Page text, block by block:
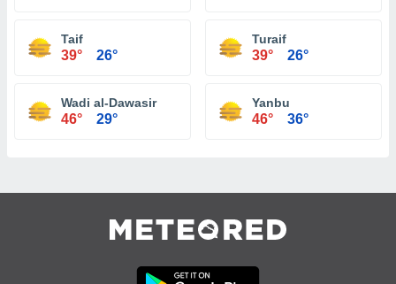
Taif
39° 26°
Turaif
39° 26°
Wadi al-Dawasir
46° 29°
Yanbu
46° 36°